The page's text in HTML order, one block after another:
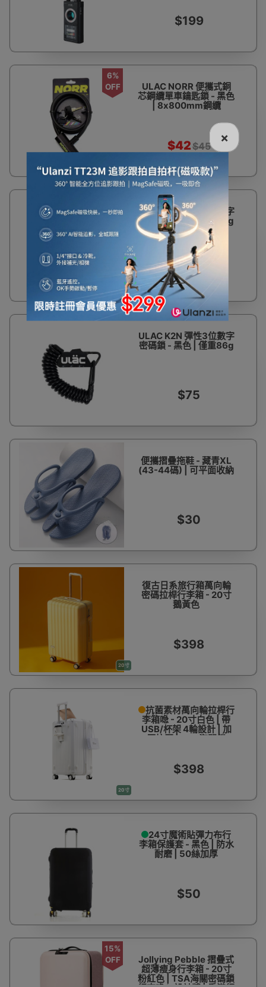
$199
6%
OFF
ULAC NORR 便攜式銅
芯鋼纜單車鑰匙鎖 - 黑色
| 8x800mm鋼纜
$42$45
ULAC K2N 彈性3位數字
密碼鎖 - 銀色 | 僅重86g
$75
ULAC K2N 彈性3位數字
密碼鎖 - 黑色 | 僅重86g
$75
便攜摺疊拖鞋 - 藏青XL
(43-44碼) | 可平面收納
$30
20寸
復古日系旅行箱萬向輪
密碼拉桿行李箱 - 20寸
鵝黃色
$398
20寸
抗菌素材萬向輪拉桿行
李箱喼 - 20寸白色 | 帶
USB/杯架 4輪設計 | 加
厚抗壓 | TSA海關鎖
$398
24寸魔術貼彈力布行
李箱保護套 - 黑色 | 防水
耐磨 | 50絲加厚
$50
15%
OFF
Jollying Pebble 摺疊式
超薄瘦身行李箱 - 20寸
粉紅色 | TSA海關密碼鎖
×